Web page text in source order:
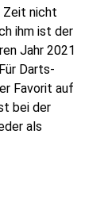
Zeit nicht
ihm ist der
Jahr 2021
Darts-
Favorit auf
bei der
als